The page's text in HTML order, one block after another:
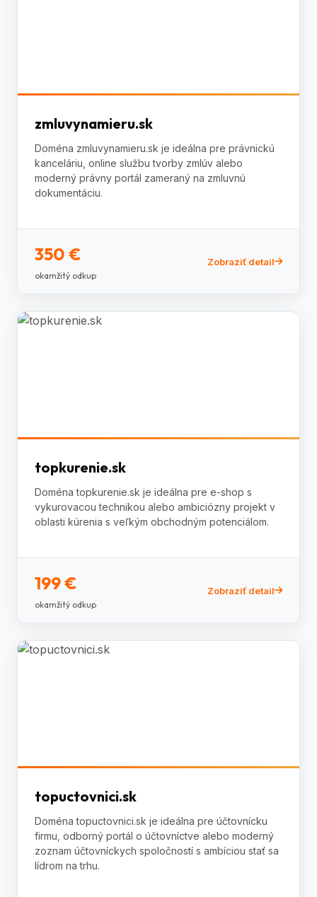
zmluvynamieru.sk
Doména zmluvynamieru.sk je ideálna pre právnickú
kanceláriu, online službu tvorby zmlúv alebo
moderný právny portál zameraný na zmluvnú
dokumentáciu.
350 €
okamžitý odkup
Zobraziť detail
topkurenie.sk
Doména topkurenie.sk je ideálna pre e-shop s
vykurovacou technikou alebo ambiciózny projekt v
oblasti kúrenia s veľkým obchodným potenciálom.
199 €
okamžitý odkup
Zobraziť detail
topuctovnici.sk
Doména topuctovnici.sk je ideálna pre účtovnícku
firmu, odborný portál o účtovníctve alebo moderný
zoznam účtovníckych spoločností s ambíciou stať sa
lídrom na trhu.